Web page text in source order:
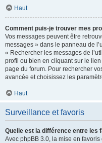
Haut
Comment puis-je trouver mes
Vos messages peuvent être
messages » dans le panneau de
« Rechercher les messages de
profil ou bien en cliquant sur le
page du forum. Pour rechercher
avancée et choisissez les
Haut
Surveillance et favoris
Quelle est la différence entre les
Avec phpBB 3.0, la mise en